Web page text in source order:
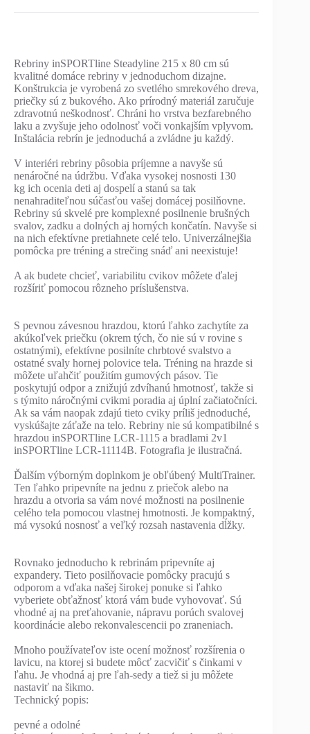
Rebriny inSPORTline Steadyline 215 x 80 cm sú
kvalitné domáce rebriny v jednoduchom dizajne.
Konštrukcia je vyrobená zo svetlého smrekového dreva,
priečky sú z bukového. Ako prírodný materiál zaručuje
zdravotnú neškodnosť. Chráni ho vrstva bezfarebného
laku a zvyšuje jeho odolnosť voči vonkajším vplyvom.
Inštalácia rebrín je jednoduchá a zvládne ju každý.
V interiéri rebriny pôsobia príjemne a navyše sú
nenáročné na údržbu. Vďaka vysokej nosnosti 130
kg ich ocenia deti aj dospelí a stanú sa tak
nenahraditeľnou súčasťou vašej domácej posilňovne.
Rebriny sú skvelé pre komplexné posilnenie brušných
svalov, zadku a dolných aj horných končatín. Navyše si
na nich efektívne pretiahnete celé telo. Univerzálnejšia
pomôcka pre tréning a strečing snáď ani neexistuje!
A ak budete chcieť, variabilitu cvikov môžete ďalej
rozšíriť pomocou rôzneho príslušenstva.
S pevnou závesnou hrazdou, ktorú ľahko zachytíte za
akúkoľvek priečku (okrem tých, čo nie sú v rovine s
ostatnými), efektívne posilníte chrbtové svalstvo a
ostatné svaly hornej polovice tela. Tréning na hrazde si
môžete uľahčiť použitím gumových pásov. Tie
poskytujú odpor a znižujú zdvíhanú hmotnosť, takže si
s týmito náročnými cvikmi poradia aj úplní začiatočníci.
Ak sa vám naopak zdajú tieto cviky príliš jednoduché,
vyskúšajte záťaže na telo. Rebriny nie sú kompatibilné s
hrazdou inSPORTline LCR-1115 a bradlami 2v1
inSPORTline LCR-11114B. Fotografia je ilustračná.
Ďalším výborným doplnkom je obľúbený MultiTrainer.
Ten ľahko pripevníte na jednu z priečok alebo na
hrazdu a otvoria sa vám nové možnosti na posilnenie
celého tela pomocou vlastnej hmotnosti. Je kompaktný,
má vysokú nosnosť a veľký rozsah nastavenia dĺžky.
Rovnako jednoducho k rebrinám pripevníte aj
expandery. Tieto posilňovacie pomôcky pracujú s
odporom a vďaka našej širokej ponuke si ľahko
vyberiete obťažnosť ktorá vám bude vyhovovať. Sú
vhodné aj na preťahovanie, nápravu porúch svalovej
koordinácie alebo rekonvalescencii po zraneniach.
Mnoho používateľov iste ocení možnosť rozšírenia o
lavicu, na ktorej si budete môcť zacvičiť s činkami v
ľahu. Je vhodná aj pre ľah-sedy a tiež si ju môžete
nastaviť na šikmo.
Technický popis:
pevné a odolné